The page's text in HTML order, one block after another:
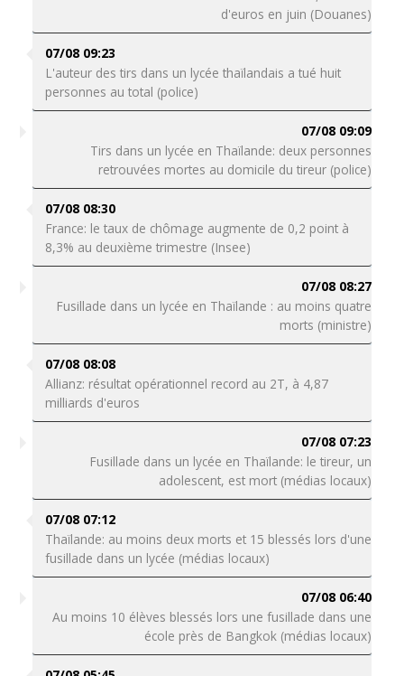
d'euros en juin (Douanes)
07/08 09:23
L'auteur des tirs dans un lycée thaïlandais a tué huit
personnes au total (police)
07/08 09:09
Tirs dans un lycée en Thaïlande: deux personnes
retrouvées mortes au domicile du tireur (police)
07/08 08:30
France: le taux de chômage augmente de 0,2 point à
8,3% au deuxième trimestre (Insee)
07/08 08:27
Fusillade dans un lycée en Thaïlande : au moins quatre
morts (ministre)
07/08 08:08
Allianz: résultat opérationnel record au 2T, à 4,87
milliards d'euros
07/08 07:23
Fusillade dans un lycée en Thaïlande: le tireur, un
adolescent, est mort (médias locaux)
07/08 07:12
Thaïlande: au moins deux morts et 15 blessés lors d'une
fusillade dans un lycée (médias locaux)
07/08 06:40
Au moins 10 élèves blessés lors une fusillade dans une
école près de Bangkok (médias locaux)